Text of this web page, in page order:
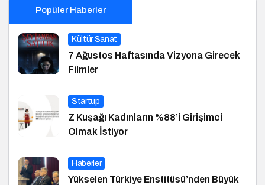
Popüler Haberler
Kültür Sanat
7 Ağustos Haftasında Vizyona Girecek
Filmler
Startup
Z Kuşağı Kadınların %88’i Girişimci
Olmak İstiyor
Haberler
Yükselen Türkiye Enstitüsü’nden Büyük